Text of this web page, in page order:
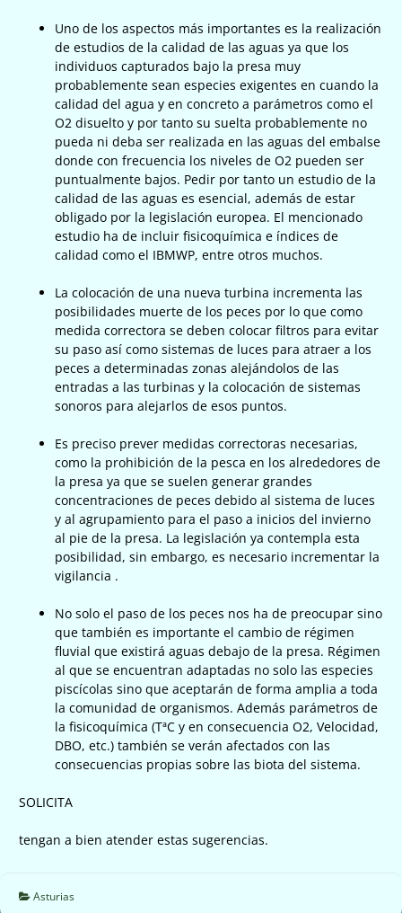
Uno de los aspectos más importantes es la realización
de estudios de la calidad de las aguas ya que los
individuos capturados bajo la presa muy
probablemente sean especies exigentes en cuando la
calidad del agua y en concreto a parámetros como el
O2 disuelto y por tanto su suelta probablemente no
pueda ni deba ser realizada en las aguas del embalse
donde con frecuencia los niveles de O2 pueden ser
puntualmente bajos. Pedir por tanto un estudio de la
calidad de las aguas es esencial, además de estar
obligado por la legislación europea. El mencionado
estudio ha de incluir fisicoquímica e índices de
calidad como el IBMWP, entre otros muchos.
La colocación de una nueva turbina incrementa las
posibilidades muerte de los peces por lo que como
medida correctora se deben colocar filtros para evitar
su paso así como sistemas de luces para atraer a los
peces a determinadas zonas alejándolos de las
entradas a las turbinas y la colocación de sistemas
sonoros para alejarlos de esos puntos.
Es preciso prever medidas correctoras necesarias,
como la prohibición de la pesca en los alrededores de
la presa ya que se suelen generar grandes
concentraciones de peces debido al sistema de luces
y al agrupamiento para el paso a inicios del invierno
al pie de la presa. La legislación ya contempla esta
posibilidad, sin embargo, es necesario incrementar la
vigilancia .
No solo el paso de los peces nos ha de preocupar sino
que también es importante el cambio de régimen
fluvial que existirá aguas debajo de la presa. Régimen
al que se encuentran adaptadas no solo las especies
piscícolas sino que aceptarán de forma amplia a toda
la comunidad de organismos. Además parámetros de
la fisicoquímica (TªC y en consecuencia O2, Velocidad,
DBO, etc.) también se verán afectados con las
consecuencias propias sobre las biota del sistema.
SOLICITA
tengan a bien atender estas sugerencias.
Asturias